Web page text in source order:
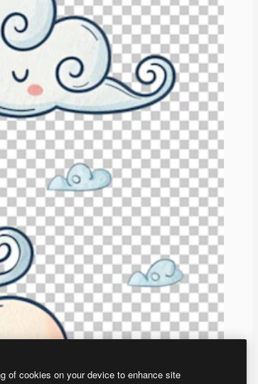
изображений на основе ИИ.
of cookies on your device to enhance site